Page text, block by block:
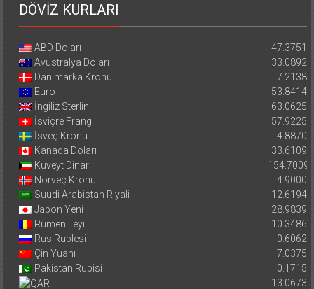
DÖVİZ KURLARI
ABD Doları
47.3751
Avustralya Doları
33.0892
Danimarka Kronu
7.2138
Euro
53.8414
İngiliz Sterlini
63.0625
İsviçre Frangı
57.9225
İsveç Kronu
4.8870
Kanada Doları
33.6109
Kuveyt Dinarı
154.7009
Norveç Kronu
4.9000
Suudi Arabistan Riyali
12.6194
Japon Yeni
28.9839
Rumen Leyi
10.3486
Rus Rublesi
0.6062
Çin Yuanı
7.0375
Pakistan Rupisi
0.1715
13.0673